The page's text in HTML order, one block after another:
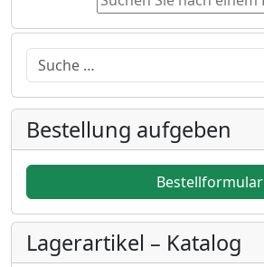
Bestellung aufgeben
Bestellformular
Lagerartikel – Katalog